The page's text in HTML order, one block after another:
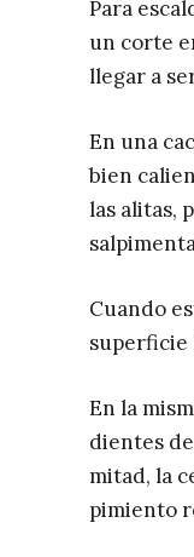
Para
un corte
llegar a
En una
bien
las alitas,
Cuando
superficie
En la
dientes
mitad, la
pimiento